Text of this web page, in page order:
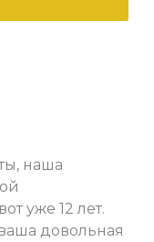
наша
уже 12 лет.
довольная